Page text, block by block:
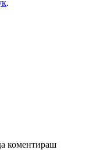
.
коментираш